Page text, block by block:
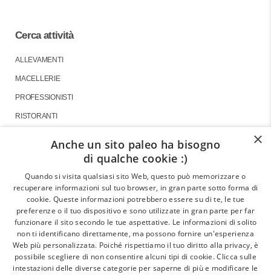
Cerca attività
ALLEVAMENTI
MACELLERIE
PROFESSIONISTI
RISTORANTI
GLI ARTICOLI
LE INTERVISTE
CHI SIAMO
CONTATTI
×
Anche un sito paleo ha bisogno
di qualche cookie :)
Quando si visita qualsiasi sito Web, questo può memorizzare o
recuperare informazioni sul tuo browser, in gran parte sotto forma di
cookie. Queste informazioni potrebbero essere su di te, le tue
preferenze o il tuo dispositivo e sono utilizzate in gran parte per far
funzionare il sito secondo le tue aspettative. Le informazioni di solito
non ti identificano direttamente, ma possono fornire un'esperienza
Web più personalizzata. Poiché rispettiamo il tuo diritto alla privacy, è
possibile scegliere di non consentire alcuni tipi di cookie. Clicca sulle
intestazioni delle diverse categorie per saperne di più e modificare le